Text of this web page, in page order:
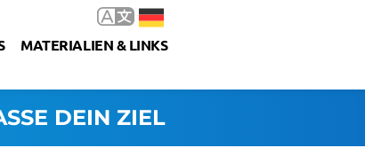
MATERIALIEN & LINKS
DEIN ZIEL